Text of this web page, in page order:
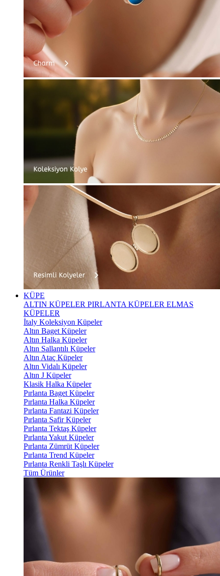
KÜPE
ALTIN KÜPELER PIRLANTA KÜPELER ELMAS
KÜPELER
İtaly Koleksiyon Küpeler
Altın Baget Küpeler
Altın Halka Küpeler
Altın Sallantılı Küpeler
Altın Ataç Küpeler
Altın Vidalı Küpeler
Altın J Küpeler
Klasik Halka Küpeler
Pırlanta Baget Küpeler
Pırlanta Halka Küpeler
Pırlanta Fantazi Küpeler
Pırlanta Safir Küpeler
Pırlanta Tektaş Küpeler
Pırlanta Yakut Küpeler
Pırlanta Zümrüt Küpeler
Pırlanta Trend Küpeler
Pırlanta Renkli Taşlı Küpeler
Tüm Ürünler